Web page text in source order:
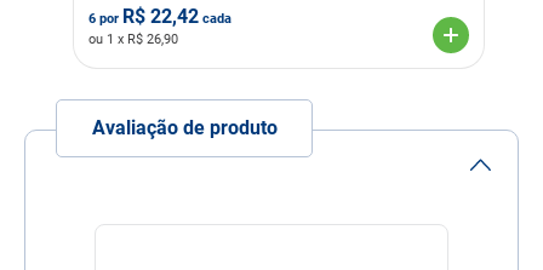
6 por R$ 22,42 cada
ou 1 x R$ 26,90
Avaliação de produto